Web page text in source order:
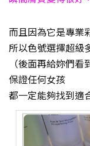
而且因為它是專業
所以色號選擇超級
（後面再給妳們看
保證任何女孩
都一定能夠找到適